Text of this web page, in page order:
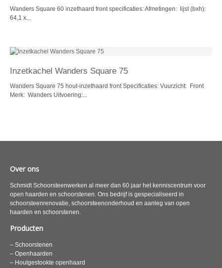
Wanders Square 60 inzethaard front specificaties: Afmetingen: lijst (bxh):
64,1 x...
Inzetkachel Wanders Square 75
Wanders Square 75 hout-inzethaard front Specificaties: Vuurzicht: Front
Merk: Wanders Uitvoering:...
Over ons
Schmidt Schoorsteenwerken al meer dan 60 jaar het kenniscentrum voor
open haarden en schoorstenen. Ons bedrijf is gespecialiseerd in
schoorsteenrenovatie, schoorsteenonderhoud en aanleg van open
haarden en schoorstenen.
Producten
– Schoorstenen
– Openhaarden
– Houtgestookte openhaard